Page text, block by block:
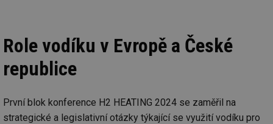
Role vodíku v Evropě a České
republice
První blok konference H2 HEATING 2024 se zaměřil na
strategické a legislativní otázky týkající se využití vodíku pro